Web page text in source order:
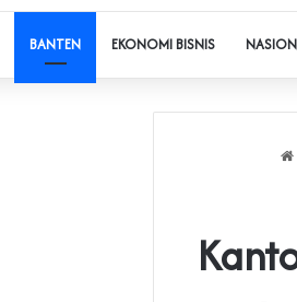
BANTEN EKONOMI BISNIS